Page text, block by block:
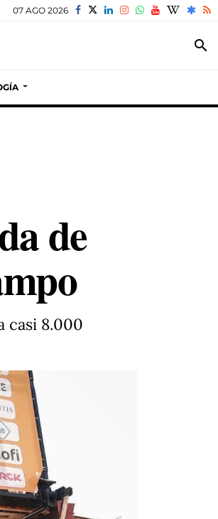
07 AGO 2026
search
de
casi 8.000